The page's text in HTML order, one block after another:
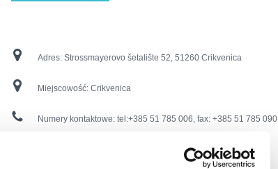
Adres: Strossmayerovo šetalište 52, 51260 Crikvenica
Miejscowość: Crikvenica
Numery kontaktowe: tel:+385 51 785 006, fax: +385 51 785 090
esplanade@jadran-crikvenica.hr